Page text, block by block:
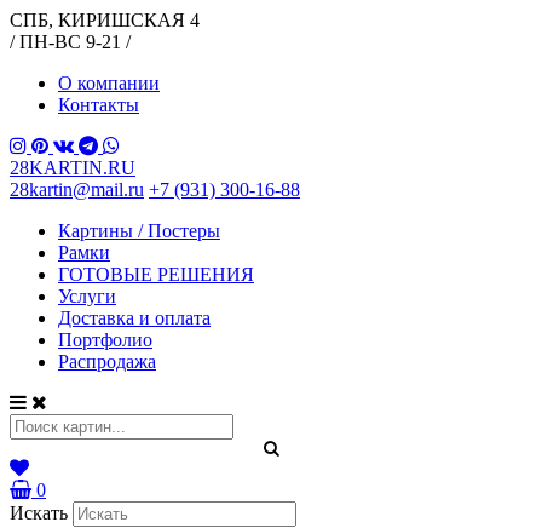
СПБ, КИРИШСКАЯ 4
/ ПН-ВС 9-21 /
О компании
Контакты
28KARTIN.RU
28kartin@mail.ru +7 (931) 300-16-88
Картины / Постеры
Рамки
ГОТОВЫЕ РЕШЕНИЯ
Услуги
Доставка и оплата
Портфолио
Распродажа
0
Искать